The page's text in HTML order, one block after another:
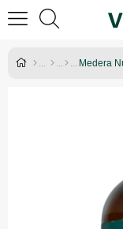
Medera